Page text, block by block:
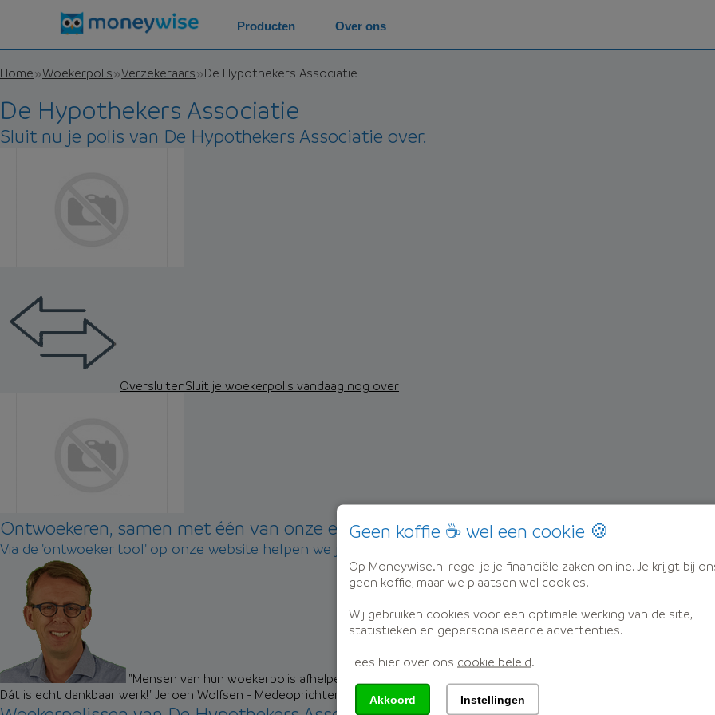
Home Woekerpolis Verzekeraars De Hypothekers Associatie
De Hypothekers Associatie
Sluit nu je polis van De Hypothekers Associatie over.
OversluitenSluit je woekerpolis vandaag nog over
Ontwoekeren, samen met één van onze experts
Via de 'ontwoeker tool' op onze website helpen we je stap voor stap naar een beter product
"Mensen van hun woekerpolis afhelpen zodat ze weer vertrouwen krijgen in hun financiën.
Dát is echt dankbaar werk!"Jeroen Wolfsen - Medeoprichter Moneywise
Producten Over ons
Geen koffie ☕ wel een cookie 🍪
Op Moneywise.nl regel je je financiële zaken online. Je krijgt bij
geen koffie, maar we plaatsen wel cookies.
Wij gebruiken cookies voor een optimale werking van de site,
statistieken en gepersonaliseerde advertenties.
Lees hier over ons cookie beleid.
Akkoord Instellingen